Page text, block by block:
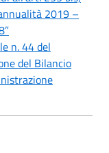
2019 –
n. 44 del
del Bilancio